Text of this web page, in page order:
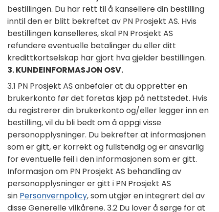
bestillingen. Du har rett til å kansellere din bestilling
inntil den er blitt bekreftet av PN Prosjekt AS. Hvis
bestillingen kanselleres, skal PN Prosjekt AS
refundere eventuelle betalinger du eller ditt
kredittkortselskap har gjort hva gjelder bestillingen.
3. KUNDEINFORMASJON OSV.
3.1 PN Prosjekt AS anbefaler at du oppretter en
brukerkonto før det foretas kjøp på nettstedet. Hvis
du registrerer din brukerkonto og/eller legger inn en
bestilling, vil du bli bedt om å oppgi visse
personopplysninger. Du bekrefter at informasjonen
som er gitt, er korrekt og fullstendig og er ansvarlig
for eventuelle feil i den informasjonen som er gitt.
Informasjon om PN Prosjekt AS behandling av
personopplysninger er gitt i PN Prosjekt AS
sin Personvernpolicy, som utgjør en integrert del av
disse Generelle vilkårene. 3.2 Du lover å sørge for at